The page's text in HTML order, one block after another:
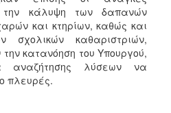
την κάλυψη των δαπανών
και κτηρίων, καθώς και
σχολικών καθαριστριών,
κατανόηση του Υπουργού,
αναζήτησης λύσεων να
πλευρές.